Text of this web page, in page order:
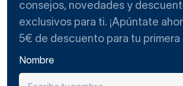
consejos, novedades y
exclusivos para ti. ¡Apúntate
5€ de descuento para tu primera
Nombre